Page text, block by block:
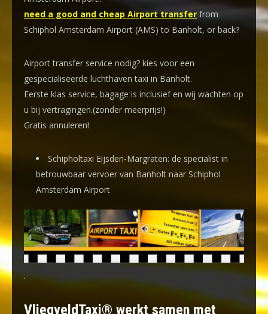
need a good and cheap Airport transfer from
Schiphol Amsterdam Airport (AMS) to Banholt, or back?
Airport transfer service nodig? kies voor een
gespecialiseerde luchthaven taxi in Banholt.
Eerste klas service, bagage is inclusief en wij wachten op
u bij vertragingen.(zonder meerprijs!)
Gratis annuleren!
Schipholtaxi Eijsden-Margraten: de specialist in
betrouwbaar vervoer van Banholt naar Schiphol
Amsterdam Airport
.
VliegveldTaxi® werkt samen met